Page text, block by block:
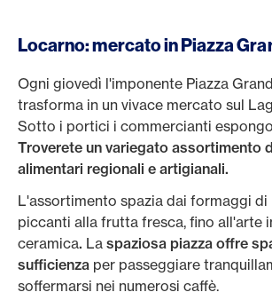
Locarno: mercato in Piazza
Ogni giovedì l'imponente Piazza
trasforma in un vivace mercato sul
Sotto i portici i commercianti
Troverete un variegato assortimento
alimentari regionali e artigianali.
L'assortimento spazia dai formaggi di
piccanti alla frutta fresca, fino all'arte
ceramica. La spaziosa piazza offre
sufficienza per passeggiare
soffermarsi nei numerosi caffè.